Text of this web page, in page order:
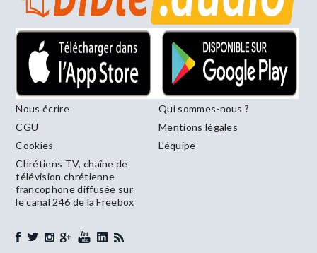
Nous écrire
Qui sommes-nous ?
CGU
Mentions légales
Cookies
L’équipe
Chrétiens TV, chaîne de
télévision chrétienne
francophone diffusée sur
le canal 246 de la Freebox